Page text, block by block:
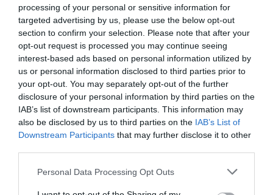
processing of your personal or sensitive information for
targeted advertising by us, please use the below opt-out
section to confirm your selection. Please note that after your
opt-out request is processed you may continue seeing
interest-based ads based on personal information utilized by
us or personal information disclosed to third parties prior to
your opt-out. You may separately opt-out of the further
disclosure of your personal information by third parties on the
IAB’s list of downstream participants. This information may
also be disclosed by us to third parties on the IAB’s List of
Downstream Participants that may further disclose it to other
Please note that this website/app uses one or more Google
Personal Data Processing Opt Outs